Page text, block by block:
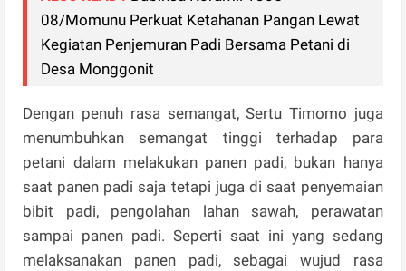
08/Momunu Perkuat Ketahanan Pangan Lewat
Kegiatan Penjemuran Padi Bersama Petani di
Desa Monggonit
Dengan penuh rasa semangat, Sertu Timomo juga
menumbuhkan semangat tinggi terhadap para
petani dalam melakukan panen padi, bukan hanya
saat panen padi saja tetapi juga di saat penyemaian
bibit padi, pengolahan lahan sawah, perawatan
sampai panen padi. Seperti saat ini yang sedang
melaksanakan panen padi, sebagai wujud rasa